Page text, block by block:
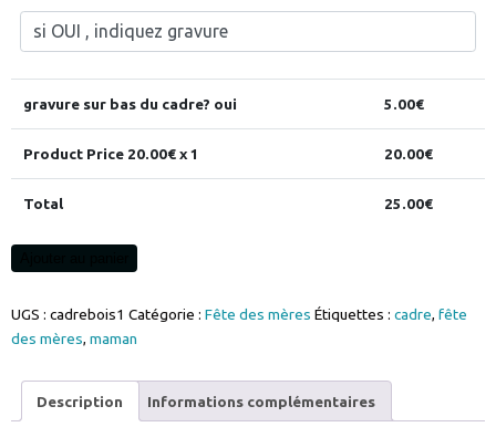
gravure sur bas du cadre? oui 5.00€
Product Price 20.00€ x 1 20.00€
Total 25.00€
photo
Maman
ses
UGS : cadrebois1 Catégorie : Fête des mères Étiquettes : cadre, fête
des mères, maman
Description Informations complémentaires